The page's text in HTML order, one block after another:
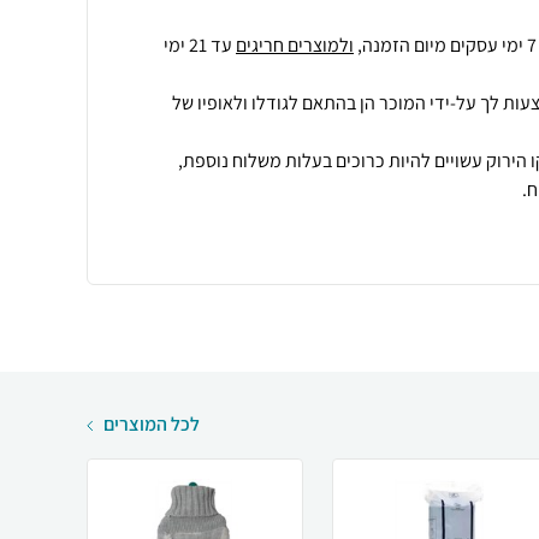
ולמוצרים חריגים עד 21 ימי
לך על-ידי המוכר הן בהתאם לגודלו ולאופיו של
הירוק עשויים להיות כרוכים בעלות משלוח נוספת,
לכל המוצרים